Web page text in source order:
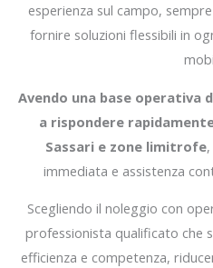
esperienza sul campo,
fornire soluzioni flessibili in
Avendo una base operativa
a rispondere
Sassari e zone limitrofe,
immediata e assistenza
Scegliendo il noleggio con
professionista qualificato che
efficienza e competenza,